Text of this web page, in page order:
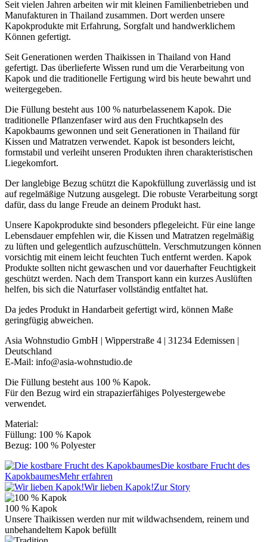
Seit vielen Jahren arbeiten wir mit kleinen Familienbetrieben und
Manufakturen in Thailand zusammen. Dort werden unsere
Kapokprodukte mit Erfahrung, Sorgfalt und handwerklichem
Können gefertigt.
Seit Generationen werden Thaikissen in Thailand von Hand
gefertigt. Das überlieferte Wissen rund um die Verarbeitung von
Kapok und die traditionelle Fertigung wird bis heute bewahrt und
weitergegeben.
Die Füllung besteht aus 100 % naturbelassenem Kapok. Die
traditionelle Pflanzenfaser wird aus den Fruchtkapseln des
Kapokbaums gewonnen und seit Generationen in Thailand für
Kissen und Matratzen verwendet. Kapok ist besonders leicht,
formstabil und verleiht unseren Produkten ihren charakteristischen
Liegekomfort.
Der langlebige Bezug schützt die Kapokfüllung zuverlässig und ist
auf regelmäßige Nutzung ausgelegt. Die robuste Verarbeitung sorgt
dafür, dass du lange Freude an deinem Produkt hast.
Unsere Kapokprodukte sind besonders pflegeleicht. Für eine lange
Lebensdauer empfehlen wir, die Kissen und Matratzen regelmäßig
zu lüften und gelegentlich aufzuschütteln. Verschmutzungen können
vorsichtig mit einem leicht feuchten Tuch entfernt werden. Kapok
Produkte sollten nicht gewaschen und vor dauerhafter Feuchtigkeit
geschützt werden. Nach dem Transport kann ein kurzes Auslüften
helfen, bis sich die Naturfaser vollständig entfaltet hat.
Da jedes Produkt in Handarbeit gefertigt wird, können Maße
geringfügig abweichen.
Asia Wohnstudio GmbH | Wipperstraße 4 | 31234 Edemissen |
Deutschland
E-Mail: info@asia-wohnstudio.de
Die Füllung besteht aus 100 % Kapok.
Für den Bezug wird ein strapazierfähiges Polyestergewebe
verwendet.
Material:
Füllung: 100 % Kapok
Bezug: 100 % Polyester
Die kostbare Frucht des
KapokbaumesMehr erfahren
Wir lieben Kapok!Zur Story
100 % Kapok
Unsere Thaikissen werden nur mit wildwachsendem, reinem und
unbehandeltem Kapok befüllt